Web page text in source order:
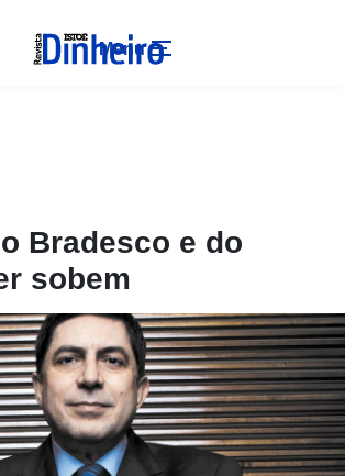
Menu
Bradesco e do
sobem